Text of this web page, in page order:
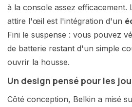
à la console assez efficacement.
attire l'œil est l'intégration d'un
Fini le suspense : vous pouvez
de batterie restant d'un simple
ouvrir la housse.
Un design pensé pour les
Côté conception, Belkin a misé